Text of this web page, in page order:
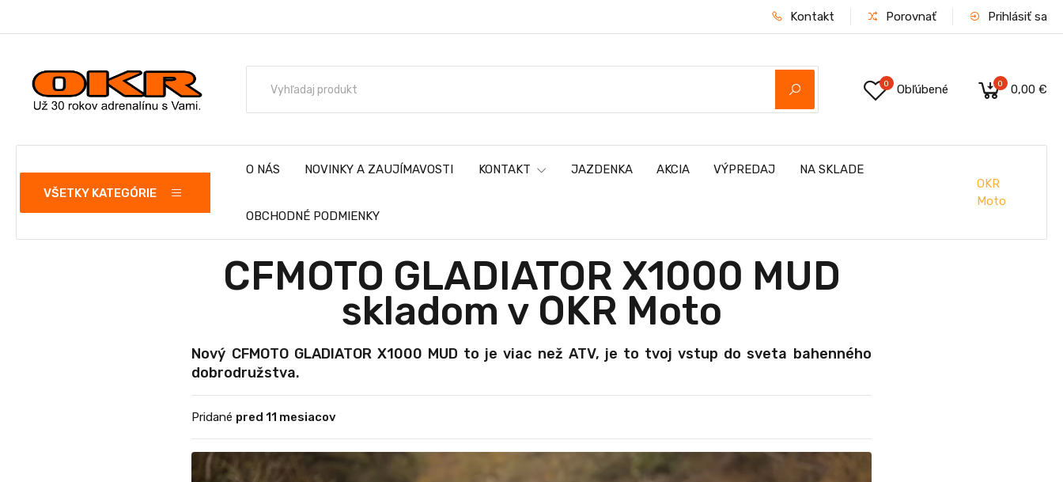
Kontakt Porovnať Prihlásiť sa
0 Obľúbené 0 0,00 €
VŠETKY KATEGÓRIE
O NÁS NOVINKY A ZAUJÍMAVOSTI KONTAKT JAZDENKA AKCIA VÝPREDAJ NA SKLADE
OBCHODNÉ PODMIENKY
OKR
Moto
CFMOTO GLADIATOR X1000 MUD
skladom v OKR Moto
Nový CFMOTO GLADIATOR X1000 MUD to je viac než ATV, je to tvoj vstup do sveta bahenného
dobrodružstva.
Pridané pred 11 mesiacov